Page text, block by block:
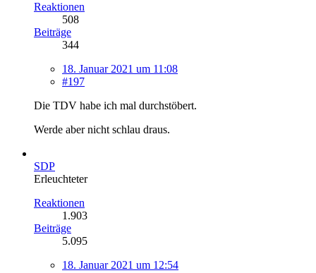
Reaktionen
508
Beiträge
344
18. Januar 2021 um 11:08
#197
Die TDV habe ich mal durchstöbert.
Werde aber nicht schlau draus.
SDP
Erleuchteter
Reaktionen
1.903
Beiträge
5.095
18. Januar 2021 um 12:54